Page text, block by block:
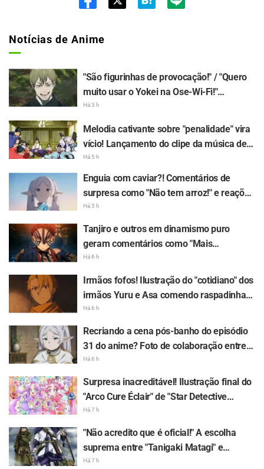
Notícias de Anime
"São figurinhas de provocação!" / "Quero
muito usar o Yokei na Ose-Wi-Fi!"
Chegada da 8ª edição das figurinhas do
fãs entusiasmados
Há 3 h
Melodia cativante sobre "penalidade" vira
vício! Lançamento do clipe da música de
inserção de "The Elusive Samurai" gera
grande repercussão com o comentário:
"Uma música de personagem para uma
obra histórica na era Reiwa"
Há 5 h
Enguia com caviar?! Comentários de
surpresa como "Não tem arroz!" e reações
a "Enguia grelhada sem molho é coisa de
conhecedor" surgem em publicação de
"Frieren e a Jornada Para o Além"
Há 5 h
Tanjiro e outros em dinamismo puro
geram comentários como "Mais
chamativo que na tela!" Anúncio gigante
do Arco do Castelo Infinito de "Demon
Slayer: Kimetsu no Yaiba" surge em
Ikebukuro e faz grande sucesso
Há 6 h
Irmãos fofos! Ilustração do "cotidiano" dos
irmãos Yuru e Asa comendo raspadinha
de gelo em "Daemons of the Shadow
Realm" gera comentários como "Precioso
demais" e "Parece totalmente um casal"
Há 6 h
Recriando a cena pós-banho do episódio
31 do anime? Foto de colaboração entre
"Frieren e a Jornada Para o Além" e
"GariGarikun" vira assunto por parecer
"com a toalha de banho enrolada no
cabelo"
Há 6 h
Surpresa inacreditável! Ilustração final do
"Arco Cure Éclair" de "Star Detective
Precure!" recebe comentários como
"Coração apertado" e "Senti o amor da
equipe de produção"
Há 7 h
"Não acredito que é oficial!" A escolha
suprema entre "Tanigaki Matagi" e
"Genjiro-chan" de "Golden Kamuy" recebe
Há 7 h